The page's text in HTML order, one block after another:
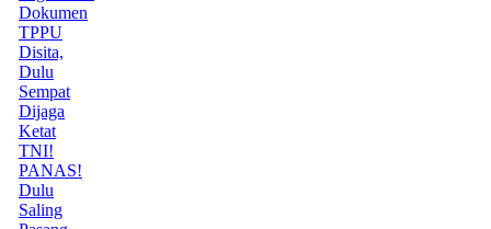
Dokumen
TPPU
Disita,
Dulu
Sempat
Dijaga
Ketat
TNI!
PANAS!
Dulu
Saling